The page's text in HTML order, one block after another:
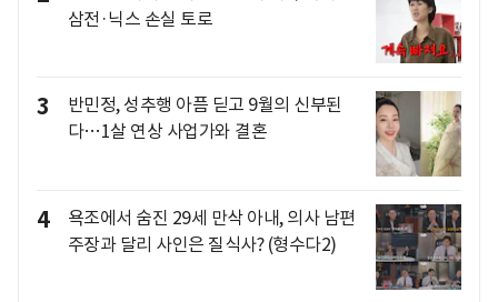
삼전·닉스 손실 토로
3
반민정, 성추행 아픔 딛고 9월의 신부된
다…1살 연상 사업가와 결혼
4
욕조에서 숨진 29세 만삭 아내, 의사 남편
주장과 달리 사인은 질식사? (형수다2)